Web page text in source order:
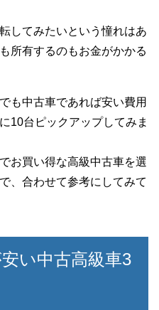
してみたいという憧れはあ
所有するのもお金がかかる
も中古車であれば安い費用
10台ピックアップしてみま
お買い得な高級中古車を選
、合わせて参考にしてみて
い中古高級車3